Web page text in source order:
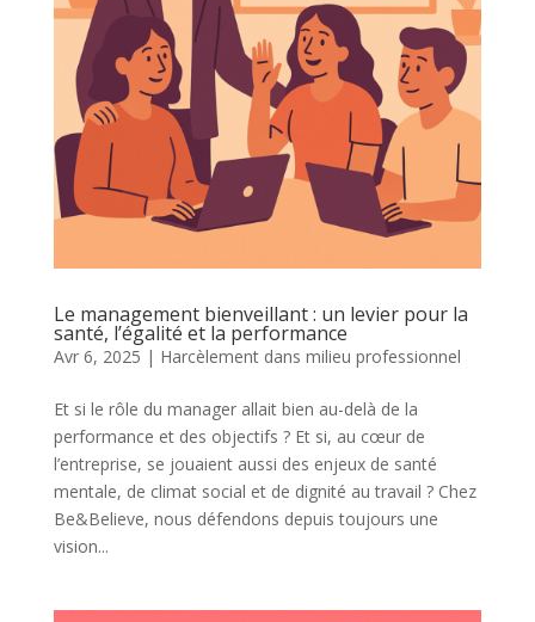
Le management bienveillant : un levier pour la
santé, l’égalité et la performance
Avr 6, 2025 | Harcèlement dans milieu professionnel
Et si le rôle du manager allait bien au-delà de la
performance et des objectifs ? Et si, au cœur de
l’entreprise, se jouaient aussi des enjeux de santé
mentale, de climat social et de dignité au travail ? Chez
Be&Believe, nous défendons depuis toujours une
vision...